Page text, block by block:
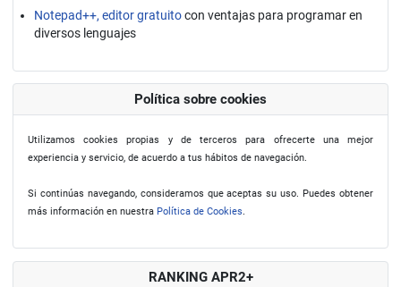
Notepad++, editor gratuitocon ventajas para programar en
diversos lenguajes
Política sobre cookies
Utilizamos cookies propias y de terceros para ofrecerte una mejor
experiencia y servicio, de acuerdo a tus hábitos de navegación.
Si continúas navegando, consideramos que aceptas su uso. Puedes obtener
más información en nuestra Política de Cookies.
RANKING APR2+